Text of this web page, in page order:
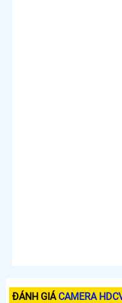
ĐÁNH GIÁ CAMERA